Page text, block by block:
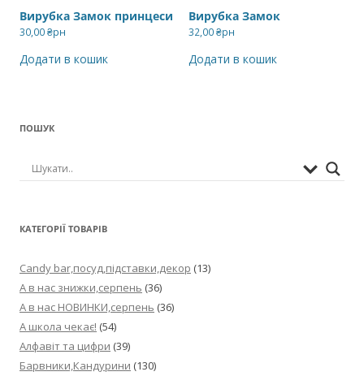
Вирубка Замок принцеси
30,00₴рн
Додати в кошик
Вирубка Замок
32,00₴рн
Додати в кошик
ПОШУК
КАТЕГОРІЇ ТОВАРІВ
Candy bar,посуд,підставки,декор (13)
А в нас знижки,серпень (36)
А в нас НОВИНКИ,серпень (36)
А школа чекає! (54)
Алфавіт та цифри (39)
Барвники,Кандурини (130)